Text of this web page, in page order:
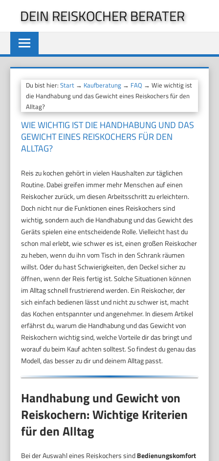
springen
DEIN REISKOCHER BERATER
Du bist hier:Start → Kaufberatung → FAQ → Wie wichtig ist
die Handhabung und das Gewicht eines Reiskochers für den
Alltag?
WIE WICHTIG IST DIE HANDHABUNG UND DAS
GEWICHT EINES REISKOCHERS FÜR DEN
ALLTAG?
Reis zu kochen gehört in vielen Haushalten zur täglichen
Routine. Dabei greifen immer mehr Menschen auf einen
Reiskocher zurück, um diesen Arbeitsschritt zu erleichtern.
Doch nicht nur die Funktionen eines Reiskochers sind
wichtig, sondern auch die Handhabung und das Gewicht des
Geräts spielen eine entscheidende Rolle. Vielleicht hast du
schon mal erlebt, wie schwer es ist, einen großen Reiskocher
zu heben, wenn du ihn vom Tisch in den Schrank räumen
willst. Oder du hast Schwierigkeiten, den Deckel sicher zu
öffnen, wenn der Reis fertig ist. Solche Situationen können
im Alltag schnell frustrierend werden. Ein Reiskocher, der
sich einfach bedienen lässt und nicht zu schwer ist, macht
das Kochen entspannter und angenehmer. In diesem Artikel
erfährst du, warum die Handhabung und das Gewicht von
Reiskochern wichtig sind, welche Vorteile dir das bringt und
worauf du beim Kauf achten solltest. So findest du genau das
Modell, das besser zu dir und deinem Alltag passt.
Handhabung und Gewicht von
Reiskochern: Wichtige Kriterien
für den Alltag
Bei der Auswahl eines Reiskochers sindBedienungskomfort